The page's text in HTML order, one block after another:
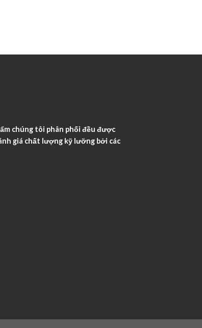
chúng tôi phân phối đều được
giá chất lượng kỹ lưỡng bởi các